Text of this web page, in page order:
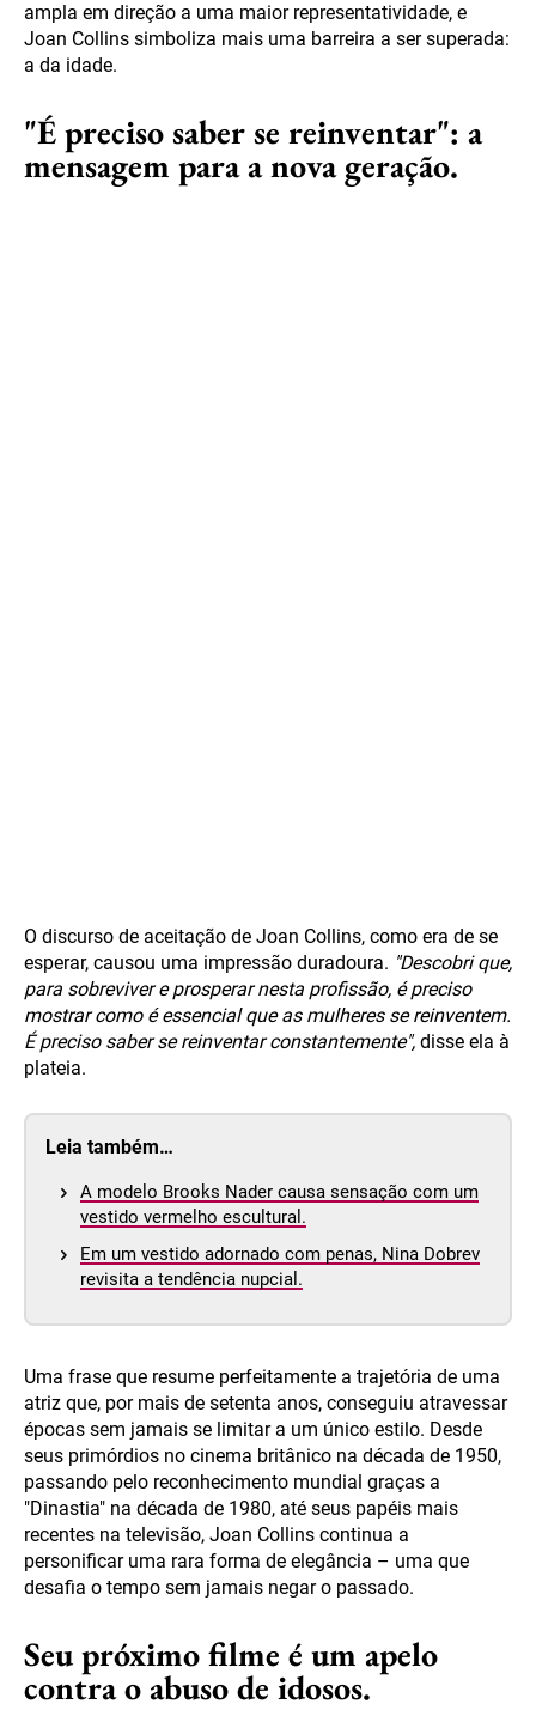
ampla em direção a uma maior representatividade, e
Joan Collins simboliza mais uma barreira a ser superada:
a da idade.
"É preciso saber se reinventar": a
mensagem para a nova geração.
O discurso de aceitação de Joan Collins, como era de se
esperar, causou uma impressão duradoura. "Descobri que,
para sobreviver e prosperar nesta profissão, é preciso
mostrar como é essencial que as mulheres se reinventem.
É preciso saber se reinventar constantemente", disse ela à
plateia.
Leia também…
A modelo Brooks Nader causa sensação com um
vestido vermelho escultural.
Em um vestido adornado com penas, Nina Dobrev
revisita a tendência nupcial.
Uma frase que resume perfeitamente a trajetória de uma
atriz que, por mais de setenta anos, conseguiu atravessar
épocas sem jamais se limitar a um único estilo. Desde
seus primórdios no cinema britânico na década de 1950,
passando pelo reconhecimento mundial graças a
"Dinastia" na década de 1980, até seus papéis mais
recentes na televisão, Joan Collins continua a
personificar uma rara forma de elegância – uma que
desafia o tempo sem jamais negar o passado.
Seu próximo filme é um apelo
contra o abuso de idosos.